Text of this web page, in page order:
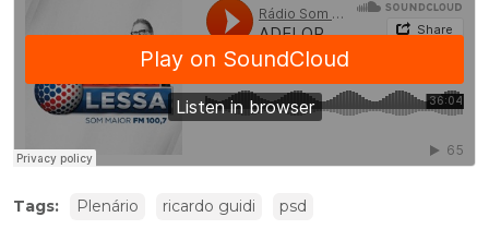
Tags: Plenário ricardo guidi psd